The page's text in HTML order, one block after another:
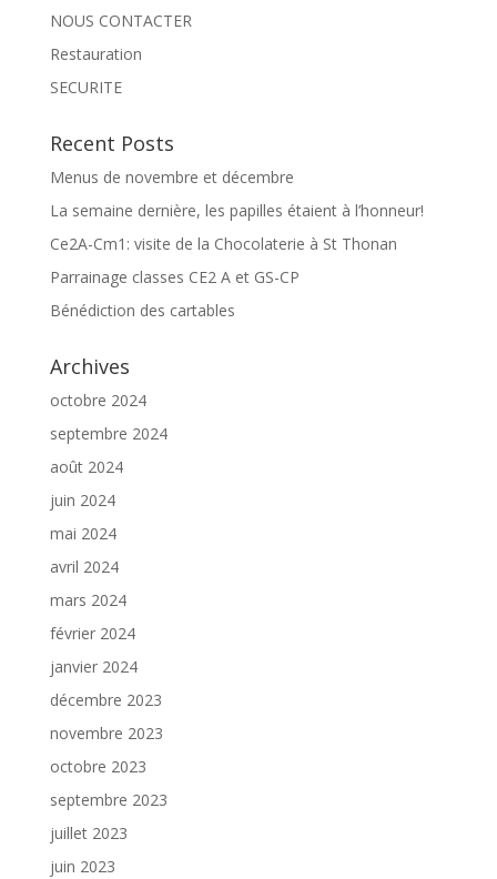
NOUS CONTACTER
Restauration
SECURITE
Recent Posts
Menus de novembre et décembre
La semaine dernière, les papilles étaient à l’honneur!
Ce2A-Cm1: visite de la Chocolaterie à St Thonan
Parrainage classes CE2 A et GS-CP
Bénédiction des cartables
Archives
octobre 2024
septembre 2024
août 2024
juin 2024
mai 2024
avril 2024
mars 2024
février 2024
janvier 2024
décembre 2023
novembre 2023
octobre 2023
septembre 2023
juillet 2023
juin 2023